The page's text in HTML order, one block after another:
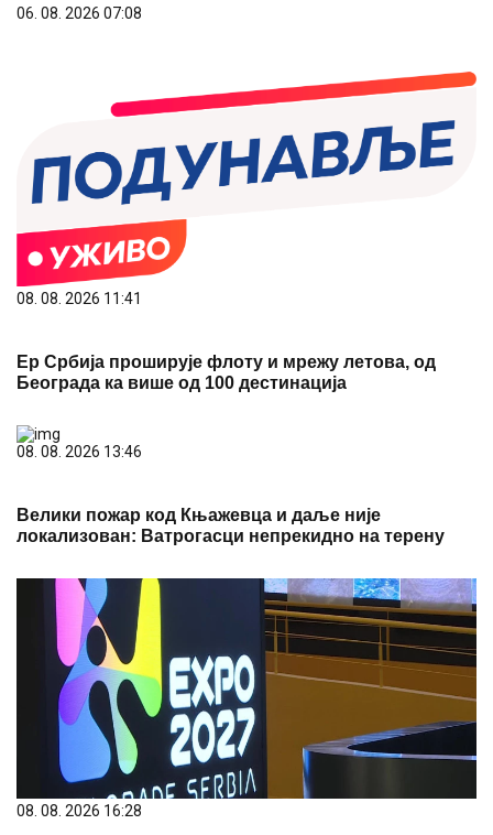
06. 08. 2026 07:08
08. 08. 2026 11:41
Ер Србија проширује флоту и мрежу летова, од
Београда ка више од 100 дестинација
08. 08. 2026 13:46
Велики пожар код Књажевца и даље није
локализован: Ватрогасци непрекидно на терену
08. 08. 2026 16:28